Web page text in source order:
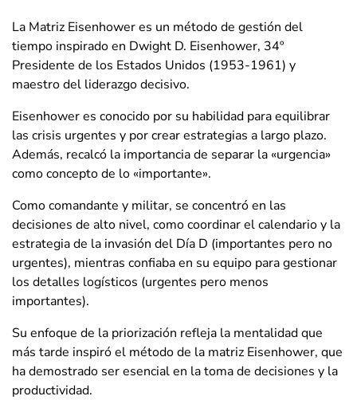
La Matriz Eisenhower es un método de gestión del
tiempo inspirado en Dwight D. Eisenhower, 34º
Presidente de los Estados Unidos (1953-1961) y
maestro del liderazgo decisivo.
Eisenhower es conocido por su habilidad para equilibrar
las crisis urgentes y por crear estrategias a largo plazo.
Además, recalcó la importancia de separar la «urgencia»
como concepto de lo «importante».
Como comandante y militar, se concentró en las
decisiones de alto nivel, como coordinar el calendario y la
estrategia de la invasión del Día D (importantes pero no
urgentes), mientras confiaba en su equipo para gestionar
los detalles logísticos (urgentes pero menos
importantes).
Su enfoque de la priorización refleja la mentalidad que
más tarde inspiró el método de la matriz Eisenhower, que
ha demostrado ser esencial en la toma de decisiones y la
productividad.